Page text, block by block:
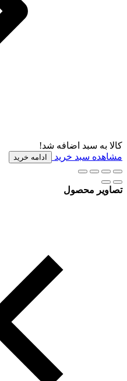
کالا به سبد اضافه شد!
مشاهده سبد خرید
ادامه خرید
تصاویر محصول